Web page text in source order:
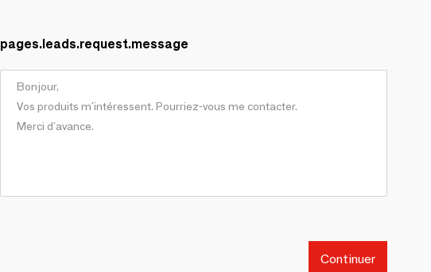
pages.leads.request.message
Continuer